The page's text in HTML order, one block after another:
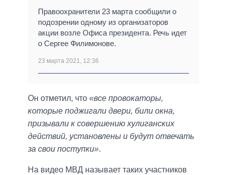
Правоохранители 23 марта сообщили о
подозрении одному из организаторов
акции возле Офиса президента. Речь идет
о Сергее Филимонове.
23 марта 2021, 12:36
Он отметил, что «все провокаторы,
которые поджигали двери, били окна,
призывали к совершению хулиганских
действий, установлены и будут отвечать
за свои поступки».
На видео МВД называет таких участников